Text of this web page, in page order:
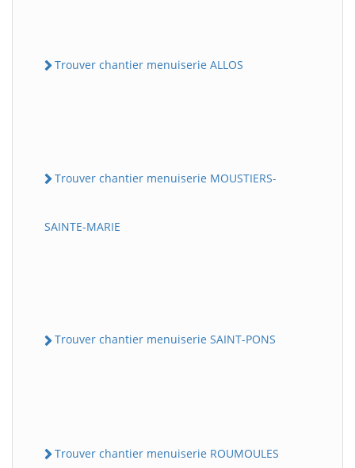
Trouver chantier menuiserie ALLOS
Trouver chantier menuiserie MOUSTIERS-
SAINTE-MARIE
Trouver chantier menuiserie SAINT-PONS
Trouver chantier menuiserie ROUMOULES